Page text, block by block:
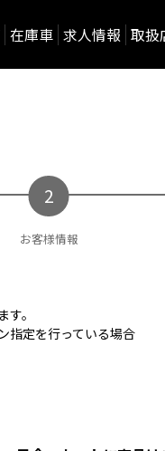
在庫車 求人情報 取扱
お客様情報
。
指定を行っている場合